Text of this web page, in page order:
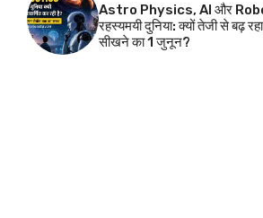
Astro Physics, AI और
रहस्यमयी दुनिया: क्यों तेजी से बढ़
सीखने का 1 जुनून?